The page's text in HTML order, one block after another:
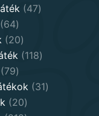
4747
6464
products
2020
products
118118
7979
products
3131
2020